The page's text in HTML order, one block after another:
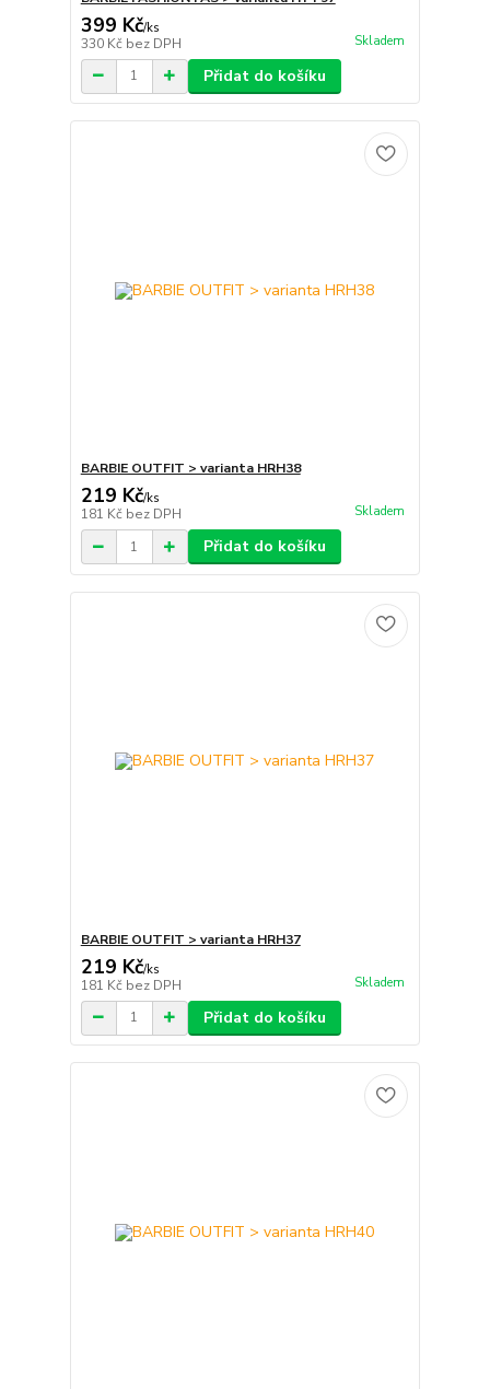
399 Kč/ks
330 Kč bez DPH Skladem
Přidat do košíku
BARBIE OUTFIT > varianta HRH38
219 Kč/ks
181 Kč bez DPH Skladem
Přidat do košíku
BARBIE OUTFIT > varianta HRH37
219 Kč/ks
181 Kč bez DPH Skladem
Přidat do košíku